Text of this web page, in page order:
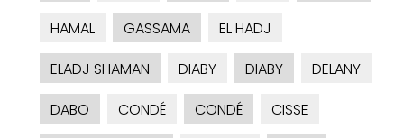
HAMAL GASSAMA
EL HADJ
ELADJ SHAMAN
DIABY DIABY
DELANY
DABO
CONDÉ CONDÉ
CISSE